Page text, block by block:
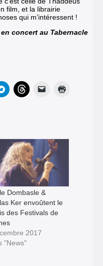
film, et la librairie
qui m’intéressent !
concert au Tabernacle
Dombasle &
Ker envoûtent le
des Festivals de
2017
"News"